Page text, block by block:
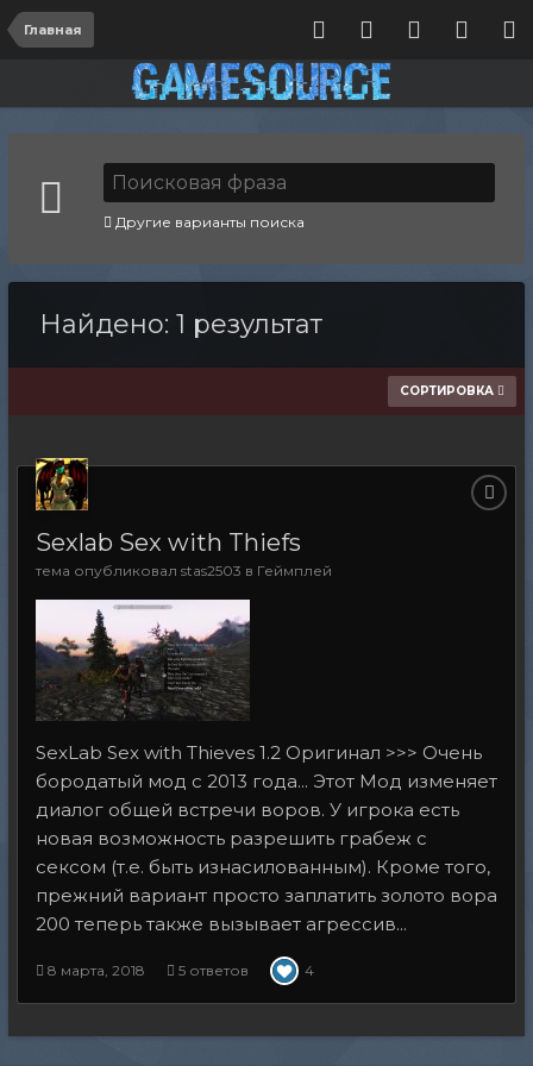
Главная
Другие варианты поиска
Найдено: 1 результат
СОРТИРОВКА
Sexlab Sex with Thiefs
тема опубликовал stas2503 в Геймплей
SexLab Sex with Thieves 1.2 Оригинал >>> Очень
бородатый мод с 2013 года... Этот Мод изменяет
диалог общей встречи воров. У игрока есть
новая возможность разрешить грабеж с
сексом (т.е. быть изнасилованным). Кроме того,
прежний вариант просто заплатить золото вора
200 теперь также вызывает агрессив...
8 марта, 2018 5 ответов 4